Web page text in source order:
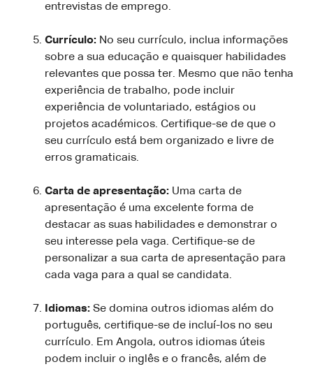
entrevistas de emprego.
Currículo: No seu currículo, inclua informações
sobre a sua educação e quaisquer habilidades
relevantes que possa ter. Mesmo que não tenha
experiência de trabalho, pode incluir
experiência de voluntariado, estágios ou
projetos académicos. Certifique-se de que o
seu currículo está bem organizado e livre de
erros gramaticais.
Carta de apresentação: Uma carta de
apresentação é uma excelente forma de
destacar as suas habilidades e demonstrar o
seu interesse pela vaga. Certifique-se de
personalizar a sua carta de apresentação para
cada vaga para a qual se candidata.
Idiomas: Se domina outros idiomas além do
português, certifique-se de incluí-los no seu
currículo. Em Angola, outros idiomas úteis
podem incluir o inglês e o francês, além de